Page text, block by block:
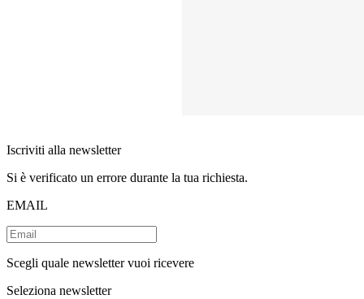
Iscriviti alla newsletter
Si è verificato un errore durante la tua richiesta.
EMAIL
Scegli quale newsletter vuoi ricevere
Seleziona newsletter